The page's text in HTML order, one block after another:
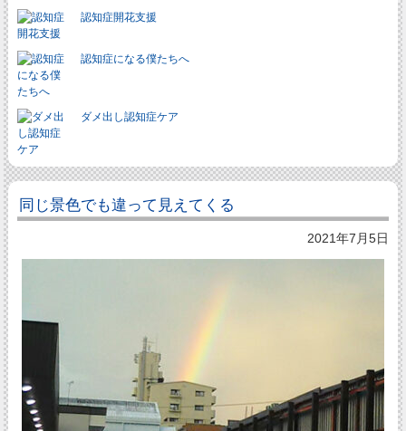
認知症開花支援
認知症になる僕たちへ
ダメ出し認知症ケア
同じ景色でも違って見えてくる
2021年7月5日